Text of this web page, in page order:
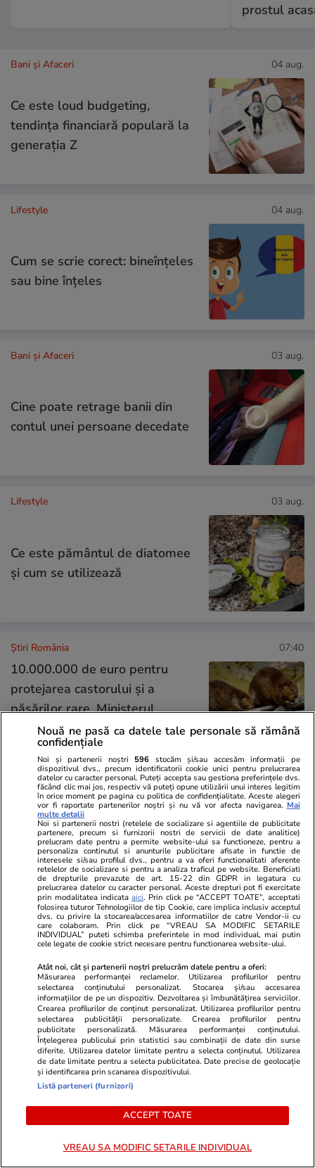
prostul
Bani și Afaceri 04 aug.
Ce este loud budgeting,
tendința financiară populară la
generația Z
Lifestyle 04 aug.
Cum se scrie corect: bineînțeles
sau bine înțeles
Bani și Afaceri 03 aug.
Cine poate retrage banii din
contul unei persoane decedate
Lifestyle 03 aug.
Ce este pământul de diatomee
și cum se utilizează
Știri România 07:40
10.000.000 de euro pentru
protejarea castorului și a
păsărilor rare. Ministerul
Mediului caută parteneri pentru
biodiversitate
Știri România 07:32
Aproape toată țara intră de la
ora 12 sub avertizare de furtuni
cu grindină și ploi torențiale de
până la 50 l/mp
Știri România 07:00
Loto 6/49 din 6 august
2026. Report de peste 9,34
milioane de euro la 6/49,
categoria I
Exclusiv
Știri România
Marian Voinea, afaceristul
arestat în dosarul șpăgilor din
industria de armament, legături
Nouă ne pasă ca datele tale personale să rămână
confidențiale
Noi și partenerii noștri 596 stocăm și/sau accesăm informații pe
dispozitivul dvs., precum identificatorii cookie unici pentru prelucrarea
datelor cu caracter personal. Puteți accepta sau gestiona preferințele dvs.
făcând clic mai jos, respectiv vă puteți opune utilizării unui interes legitim
în orice moment pe pagina cu politica de confidențialitate. Aceste alegeri
vor fi raportate partenerilor noștri și nu vă vor afecta navigarea. Mai
multe detalii
Noi si partenerii nostri (retelele de socializare si agentiile de publicitate
partenere, precum si furnizorii nostri de servicii de date analitice)
prelucram date pentru a permite website-ului sa functioneze, pentru a
personaliza continutul si anunturile publicitare afisate in functie de
interesele si/sau profilul dvs., pentru a va oferi functionalitati aferente
retelelor de socializare si pentru a analiza traficul pe website. Beneficiati
de drepturile prevazute de art. 15-22 din GDPR in legatura cu
prelucrarea datelor cu caracter personal. Aceste drepturi pot fi exercitate
prin modalitatea indicataaici. Prin click pe “ACCEPT TOATE”, acceptati
folosirea tuturor Tehnologiilor de tip Cookie, care implica inclusiv acceptul
dvs. cu privire la stocarea/accesarea informatiilor de catre Vendor-ii cu
care colaboram. Prin click pe “VREAU SA MODIFIC SETARILE
INDIVIDUAL” puteti schimba preferintele in mod individual, mai putin
cele legate de cookie strict necesare pentru functionarea website-ului.
Atât noi, cât și partenerii noștri prelucrăm datele pentru a oferi:
Măsurarea performanței reclamelor. Utilizarea profilurilor pentru
selectarea conținutului personalizat. Stocarea și/sau accesarea
informațiilor de pe un dispozitiv. Dezvoltarea și îmbunătățirea serviciilor.
Crearea profilurilor de conținut personalizat. Utilizarea profilurilor pentru
selectarea publicității personalizate. Crearea profilurilor pentru
publicitate personalizată. Măsurarea performanței conținutului.
Înțelegerea publicului prin statistici sau combinații de date din surse
diferite. Utilizarea datelor limitate pentru a selecta conținutul. Utilizarea
de date limitate pentru a selecta publicitatea. Date precise de geolocație
și identificarea prin scanarea dispozitivului.
Listă parteneri (furnizori)
ACCEPT TOATE
VREAU SA MODIFIC SETARILE INDIVIDUAL